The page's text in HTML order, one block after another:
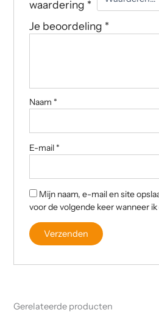
waardering *
Je beoordeling *
Naam *
E-mail *
Mijn naam, e-mail en site
voor de volgende keer wanneer
Gerelateerde producten